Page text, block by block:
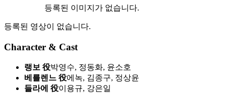
등록된 이미지가 없습니다.
등록된 영상이 없습니다.
Character & Cast
랭보 役박영수, 정동화, 윤소호
베를렌느 役에녹, 김종구, 정상윤
들라에 役이용규, 강은일